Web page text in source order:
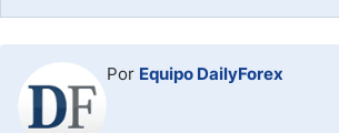
Por Equipo DailyForex